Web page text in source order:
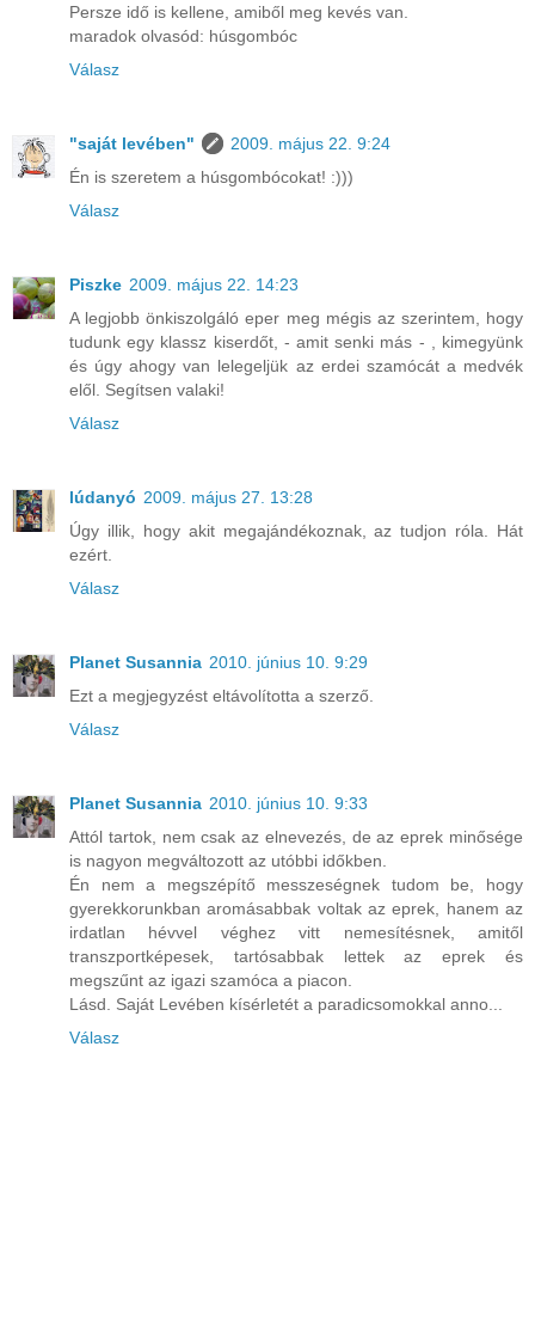
Persze idő is kellene, amiből meg kevés van.
maradok olvasód: húsgombóc
Válasz
"saját levében"
2009. május 22. 9:24
Én is szeretem a húsgombócokat! :)))
Válasz
Piszke 2009. május 22. 14:23
A legjobb önkiszolgáló eper meg mégis az szerintem, hogy
tudunk egy klassz kiserdőt, - amit senki más - , kimegyünk
és úgy ahogy van lelegeljük az erdei szamócát a medvék
elől. Segítsen valaki!
Válasz
lúdanyó 2009. május 27. 13:28
Úgy illik, hogy akit megajándékoznak, az tudjon róla. Hát
ezért.
Válasz
Planet Susannia 2010. június 10. 9:29
Ezt a megjegyzést eltávolította a szerző.
Válasz
Planet Susannia 2010. június 10. 9:33
Attól tartok, nem csak az elnevezés, de az eprek minősége
is nagyon megváltozott az utóbbi időkben.
Én nem a megszépítő messzeségnek tudom be, hogy
gyerekkorunkban aromásabbak voltak az eprek, hanem az
irdatlan hévvel véghez vitt nemesítésnek, amitől
transzportképesek, tartósabbak lettek az eprek és
megszűnt az igazi szamóca a piacon.
Lásd. Saját Levében kísérletét a paradicsomokkal anno...
Válasz